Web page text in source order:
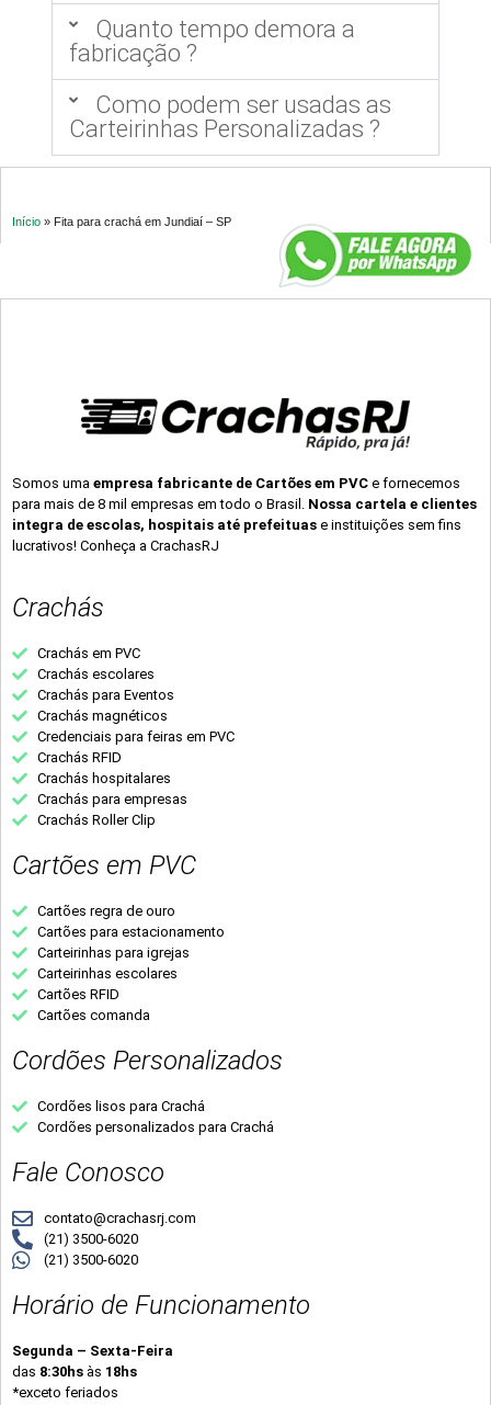
Quanto tempo demora a
fabricação ?
Como podem ser usadas as
Carteirinhas Personalizadas ?
Início » Fita para crachá em Jundiaí – SP
Somos uma empresa fabricante de Cartões em PVC e fornecemos
para mais de 8 mil empresas em todo o Brasil. Nossa cartela e clientes
integra de escolas, hospitais até prefeituas e instituições sem fins
lucrativos! Conheça a CrachasRJ
Crachás
Crachás em PVC
Crachás escolares
Crachás para Eventos
Crachás magnéticos
Credenciais para feiras em PVC
Crachás RFID
Crachás hospitalares
Crachás para empresas
Crachás Roller Clip
Cartões em PVC
Cartões regra de ouro
Cartões para estacionamento
Carteirinhas para igrejas
Carteirinhas escolares
Cartões RFID
Cartões comanda
Cordões Personalizados
Cordões lisos para Crachá
Cordões personalizados para Crachá
Fale Conosco
contato@crachasrj.com
(21) 3500-6020
(21) 3500-6020
Horário de Funcionamento
Segunda – Sexta-Feira
das 8:30hs às 18hs
*exceto feriados